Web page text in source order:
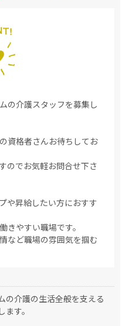
の介護スタッフを募集し
資格者さんお待ちしてお
のでお気軽お問合せ下さ
や昇給したい方におすす
きやすい職場です。
など職場の雰囲気を掴む
の介護の生活全般を支える
す。